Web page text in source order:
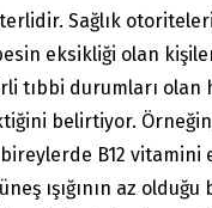
Sağlık
eksikliği olan
tıbbi durumları olan
belirtiyor.
B12 vitamini
ışığının az olduğu